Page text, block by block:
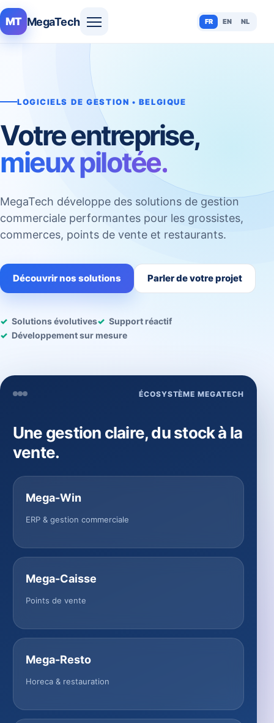
MT MegaTech FR EN NL
LOGICIELS DE GESTION • BELGIQUE
Votre entreprise,
mieux pilotée.
MegaTech développe des solutions de gestion
commerciale performantes pour les grossistes,
commerces, points de vente et restaurants.
Découvrir nos solutions Parler de votre projet
Solutions évolutives
Support réactif
Développement sur mesure
ÉCOSYSTÈME MEGATECH
Une gestion claire, du stock à la
vente.
Mega-Win
ERP & gestion commerciale
Mega-Caisse
Points de vente
Mega-Resto
Horeca & restauration